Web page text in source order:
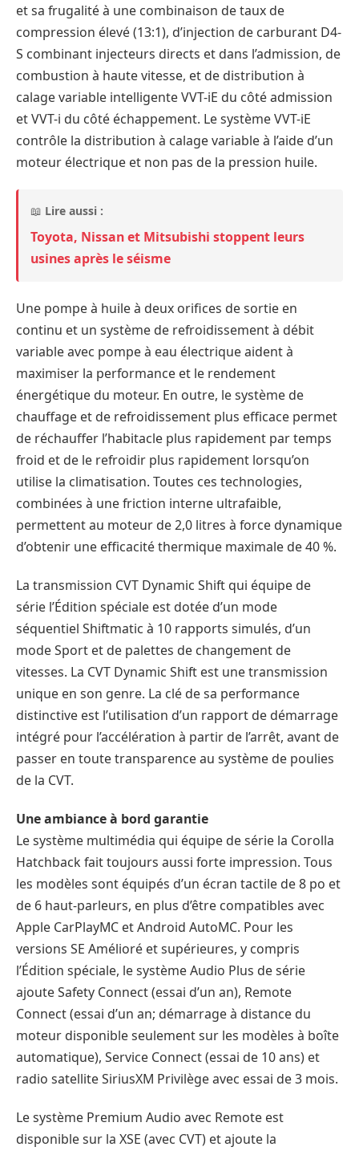
et sa frugalité à une combinaison de taux de
compression élevé (13:1), d’injection de carburant D4-
S combinant injecteurs directs et dans l’admission, de
combustion à haute vitesse, et de distribution à
calage variable intelligente VVT-iE du côté admission
et VVT-i du côté échappement. Le système VVT-iE
contrôle la distribution à calage variable à l’aide d’un
moteur électrique et non pas de la pression huile.
📖 Lire aussi :
Toyota, Nissan et Mitsubishi stoppent leurs
usines après le séisme
Une pompe à huile à deux orifices de sortie en
continu et un système de refroidissement à débit
variable avec pompe à eau électrique aident à
maximiser la performance et le rendement
énergétique du moteur. En outre, le système de
chauffage et de refroidissement plus efficace permet
de réchauffer l’habitacle plus rapidement par temps
froid et de le refroidir plus rapidement lorsqu’on
utilise la climatisation. Toutes ces technologies,
combinées à une friction interne ultrafaible,
permettent au moteur de 2,0 litres à force dynamique
d’obtenir une efficacité thermique maximale de 40 %.
La transmission CVT Dynamic Shift qui équipe de
série l’Édition spéciale est dotée d’un mode
séquentiel Shiftmatic à 10 rapports simulés, d’un
mode Sport et de palettes de changement de
vitesses. La CVT Dynamic Shift est une transmission
unique en son genre. La clé de sa performance
distinctive est l’utilisation d’un rapport de démarrage
intégré pour l’accélération à partir de l’arrêt, avant de
passer en toute transparence au système de poulies
de la CVT.
Une ambiance à bord garantie
Le système multimédia qui équipe de série la Corolla
Hatchback fait toujours aussi forte impression. Tous
les modèles sont équipés d’un écran tactile de 8 po et
de 6 haut-parleurs, en plus d’être compatibles avec
Apple CarPlayMC et Android AutoMC. Pour les
versions SE Amélioré et supérieures, y compris
l’Édition spéciale, le système Audio Plus de série
ajoute Safety Connect (essai d’un an), Remote
Connect (essai d’un an; démarrage à distance du
moteur disponible seulement sur les modèles à boîte
automatique), Service Connect (essai de 10 ans) et
radio satellite SiriusXM Privilège avec essai de 3 mois.
Le système Premium Audio avec Remote est
disponible sur la XSE (avec CVT) et ajoute la